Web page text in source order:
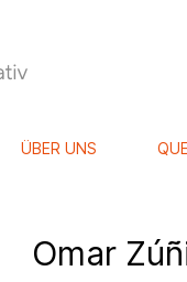
ÜBER UNS
Omar